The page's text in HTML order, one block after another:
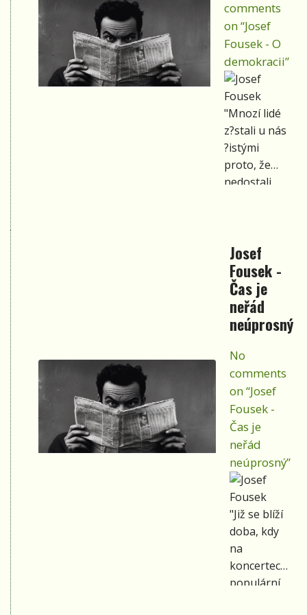
comments
on “Josef
Fousek - O
demokracii”
"Mnozí lidé
z?stali u nás
?istými
proto, že
nedostali
Josef
Fousek -
Čas je
neřád
neúprosný
No
comments
on “Josef
Fousek -
Čas je
neřád
neúprosný”
"Již se blíží
doba, kdy
na
koncertech
populární